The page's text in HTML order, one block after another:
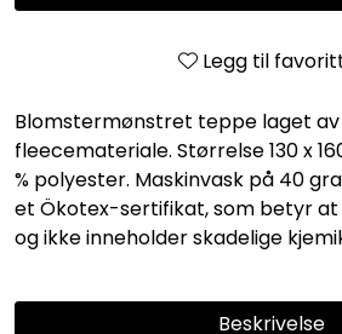
Legg til
Blomstermønstret teppe laget
fleecemateriale. Størrelse 130 x
% polyester. Maskinvask på 40
et Ökotex-sertifikat, som betyr
og ikke inneholder skadelige
Beskrivelse